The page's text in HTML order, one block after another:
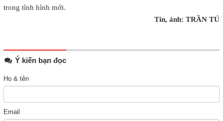
trong tình hình mới.
Tin, ảnh: TRẦN TÚ
Ý kiến bạn đọc
Họ & tên
Email